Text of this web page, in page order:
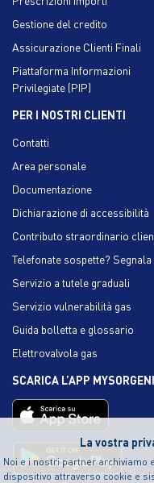
La vostra
Noi e i nostri partner archiviamo
dispositivo attraverso cookie e
Gestione del credito
Assicurazione Clienti Finali
Piattaforma Informazioni
Privilegiate (PIP)
PER I NOSTRI CLIENTI
Contatti
Area personale
Documentazione
Dichiarazione di accessibilità
Contributo straordinario
Telefonate sospette? Segnala
Servizio a tutele graduali
Servizio vulnerabilità gas
Guida bolletta e glossario
Elettrovalvola gas
SCARICA L’APP